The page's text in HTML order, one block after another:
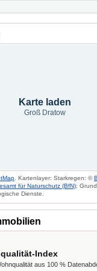
Karte laden
Groß Dratow
. Kartenlayer: Starkregen: ©
für Naturschutz (BfN);
Dienste.
Index
aus 100 %